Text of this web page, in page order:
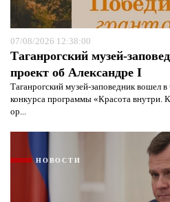
07/08/2026 12:38:00
Таганрогский музей-
проект об Александре I
Таганрогский музей-заповедник вошел
конкурса программы «Красота внутри.
ор...
НОВОСТИ